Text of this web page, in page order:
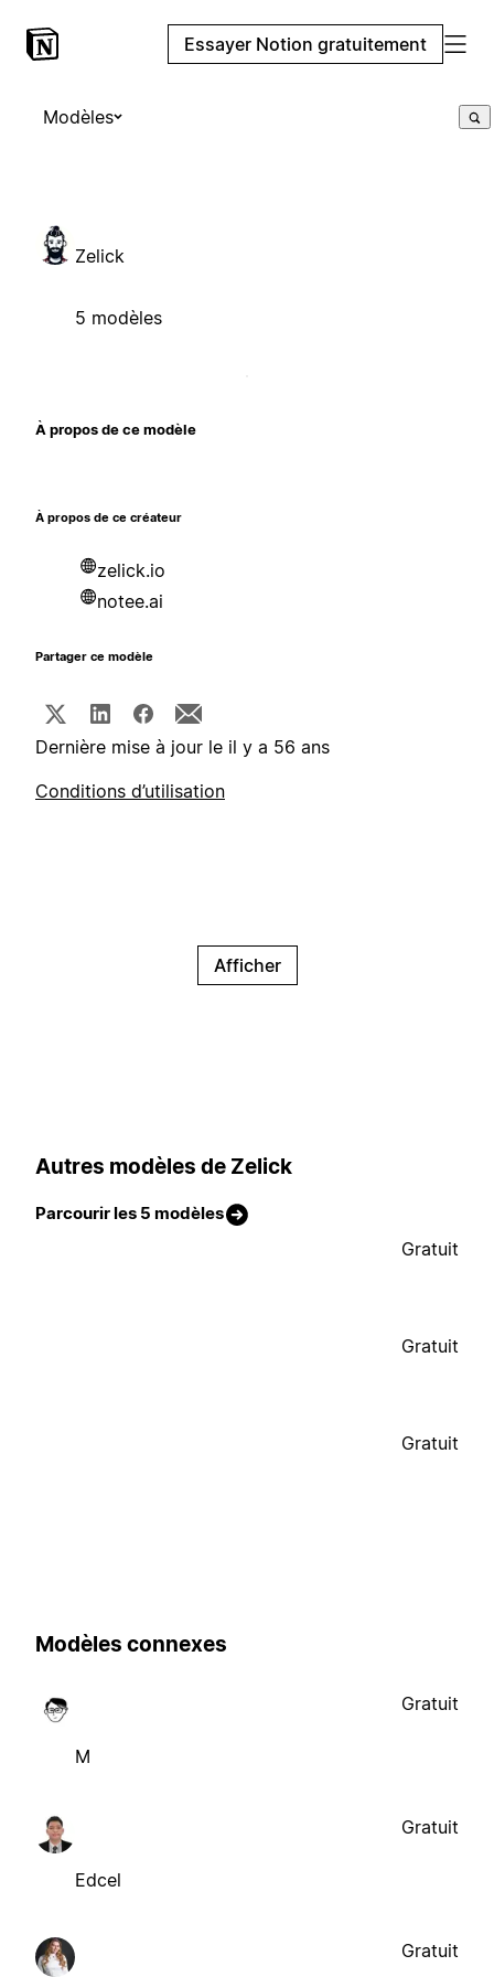
Essayer Notion gratuitement
Modèles
Zelick
5 modèles
À propos de ce modèle
À propos de ce créateur
zelick.io
notee.ai
Partager ce modèle
Dernière mise à jour le il y a 56 ans
Conditions d’utilisation
Afficher
Autres modèles de Zelick
Parcourir les 5 modèles
Gratuit
Gratuit
Gratuit
Modèles connexes
M
Gratuit
Edcel
Gratuit
Gratuit